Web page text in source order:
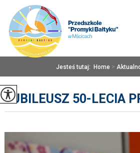
Jesteś tutaj: Home >
JUBILEUSZ 50-LECIA